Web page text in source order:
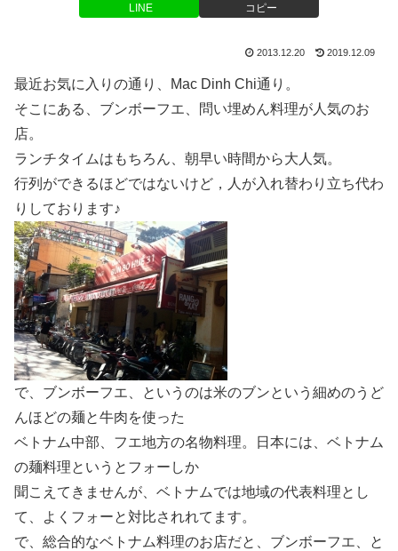
LINE コピー
2013.12.20 2019.12.09
最近お気に入りの通り、Mac Dinh Chi通り。
そこにある、ブンボーフエ、問い埋めん料理が人気のお
店。
ランチタイムはもちろん、朝早い時間から大人気。
行列ができるほどではないけど，人が入れ替わり立ち代わ
りしております♪
で、ブンボーフエ、というのは米のブンという細めのうど
んほどの麺と牛肉を使った
ベトナム中部、フエ地方の名物料理。日本には、ベトナム
の麺料理というとフォーしか
聞こえてきませんが、ベトナムでは地域の代表料理とし
て、よくフォーと対比されれてます。
で、総合的なベトナム料理のお店だと、ブンボーフエ、と